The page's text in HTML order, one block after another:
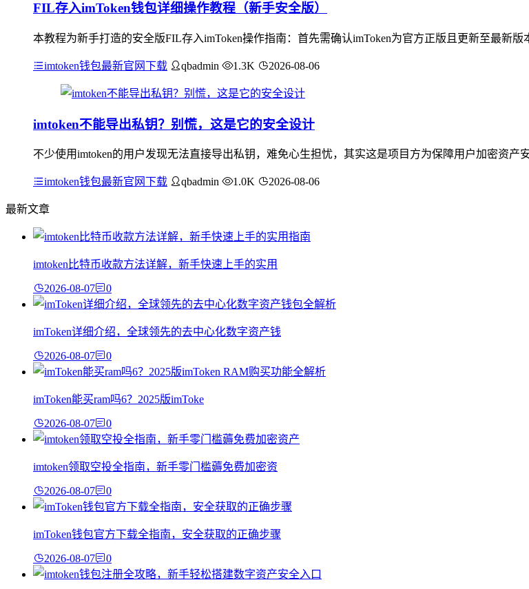
FIL存入imToken钱包详细操作教程（新手安全版）
本教程为新手打造的安全版FIL存入imToken操作指南：首先需确认imToken为官方正版且更新至最新
imtoken钱包最新官网下载 qbadmin 1.3K 2026-08-06
imtoken不能导出私钥？别慌，这是它的安全设计
不少使用imtoken的用户发现无法直接导出私钥，难免心生担忧，其实这是项目方为保障用户加密资
imtoken钱包最新官网下载 qbadmin 1.0K 2026-08-06
最新文章
imtoken比特币收款方法详解，新手快速上手的实用
2026-08-07 0
imToken详细介绍，全球领先的去中心化数字资产钱
2026-08-07 0
imToken能买ram吗6？2025版imToke
2026-08-07 0
imtoken领取空投全指南，新手零门槛薅免费加密资
2026-08-07 0
imToken钱包官方下载全指南，安全获取的正确步骤
2026-08-07 0